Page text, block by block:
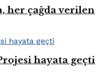
her çağda verilen
hayata geçti